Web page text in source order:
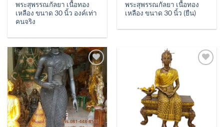
พระสุพรรณกัลยา เนื้อทอง
เหลือง ขนาด 30 นิ้ว องค์เท่า
คนจริง
พระสุพรรณกัลยา เนื้อทอง
เหลือง ขนาด 30 นิ้ว (ยืน)
Add to
Wishlist